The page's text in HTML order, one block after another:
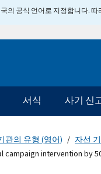
의 공식 언어로 지정합니다.
서식 사기 신
관의 유형 (영어)
자선
intervention by